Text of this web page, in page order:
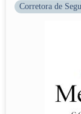
Corretora de